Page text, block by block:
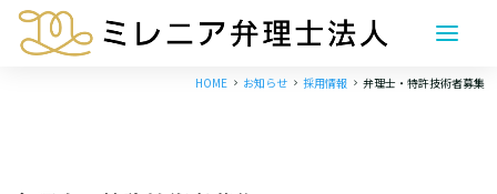
HOME 5 お知らせ 5 採用情報 5 弁理士・特許技術者募集